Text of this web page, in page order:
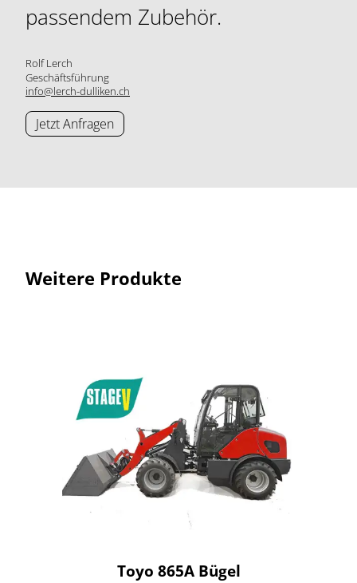
passendem Zubehör.
Rolf Lerch
Geschäftsführung
info@lerch-dulliken.ch
Jetzt Anfragen
Weitere Produkte
Toyo 865A Bügel